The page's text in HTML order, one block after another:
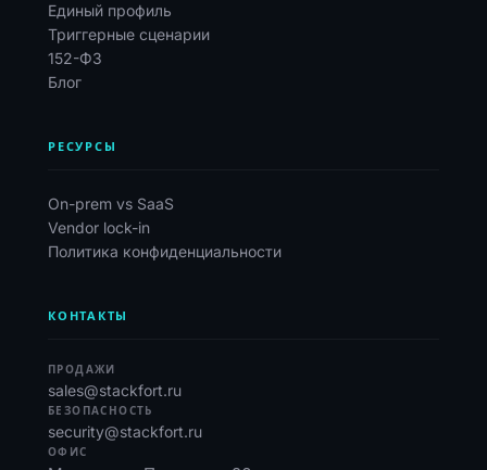
Единый профиль
Триггерные сценарии
152-ФЗ
Блог
РЕСУРСЫ
On-prem vs SaaS
Vendor lock-in
Политика конфиденциальности
КОНТАКТЫ
ПРОДАЖИ
sales@stackfort.ru
БЕЗОПАСНОСТЬ
security@stackfort.ru
ОФИС